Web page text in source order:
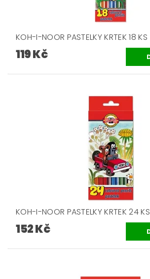
KOH-I-NOOR PASTELKY KRTEK 18 KS
119 Kč
KOH-I-NOOR PASTELKY KRTEK 24 KS
152 Kč